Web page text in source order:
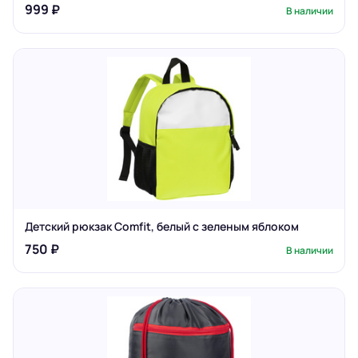
999 ₽ В наличии
Детский рюкзак Comfit, белый с зеленым яблоком
750 ₽ В наличии